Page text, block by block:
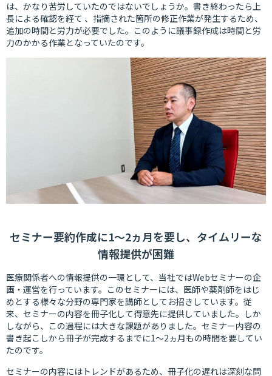
は、かなり苦労していたのではないでしょうか。書き終わったら上
長による確認を経て 、指摘された箇所の修正作業が発生するため、
追加の時間と労力が必要でした。このように議事録作成は時間と労
力のかかる作業となっていたのです。
セミナー要約作成に1〜2ヵ月を要し、タイムリーな
情報提供が困難
医療関係者への情報提供の一環として、当社ではWebセミナーの企
画・運営を行っています。このセミナーには、医師や薬剤師をはじ
めとする様々な分野の専門家を講師としてお招きしています。従
来、セミナーの内容を冊子化して得意先に提供していました。しか
しながら、この過程には大きな課題がありました。セミナー内容の
書き起こしから冊子が完成するまでに1〜2ヵ月もの時間を要してい
たのです。
セミナーの内容にはトレンドがあるため、冊子化の遅れは深刻な問